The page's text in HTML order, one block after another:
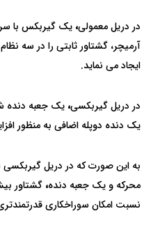
در دریل معمولی، یک گیربکس با
آرمیچر، گشتاور ثابتی را در سه
ایجاد می نماید.
در دریل گیربکسی، یک جعبه دنده
یک دنده دوپله اضافی به منظور
به این صورت که در دریل
محرکه و یک جعبه دنده، گشتاور
نسبت امکان سوراخکاری